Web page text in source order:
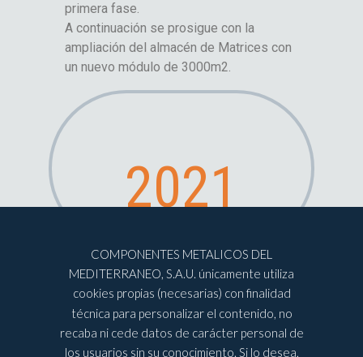
2021
primera fase.
A continuación se prosigue con la
ampliación del almacén de Matrices con
un nuevo módulo de 3000m2.
COMPONENTES METALICOS DEL
MEDITERRANEO, S.A.U. únicamente utiliza
cookies propias (necesarias) con finalidad
técnica para personalizar el contenido, no
recaba ni cede datos de carácter personal de
los usuarios sin su conocimiento. Si lo desea,